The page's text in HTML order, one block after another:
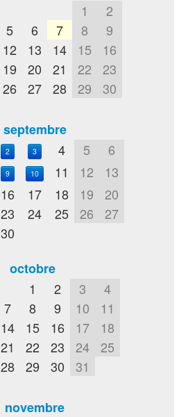
1
2
5 6 7 8
9
12 13 14 15
16
19 20 21 22
23
26 27 28 29 30
septembre
2 3 4 5 6
9 10 11 12
13
16 17 18 19
20
23 24 25 26
27
30
octobre
1
2 3
4
7 8 9 10
11
14 15 16 17
18
21 22 23 24
25
28 29 30 31
novembre